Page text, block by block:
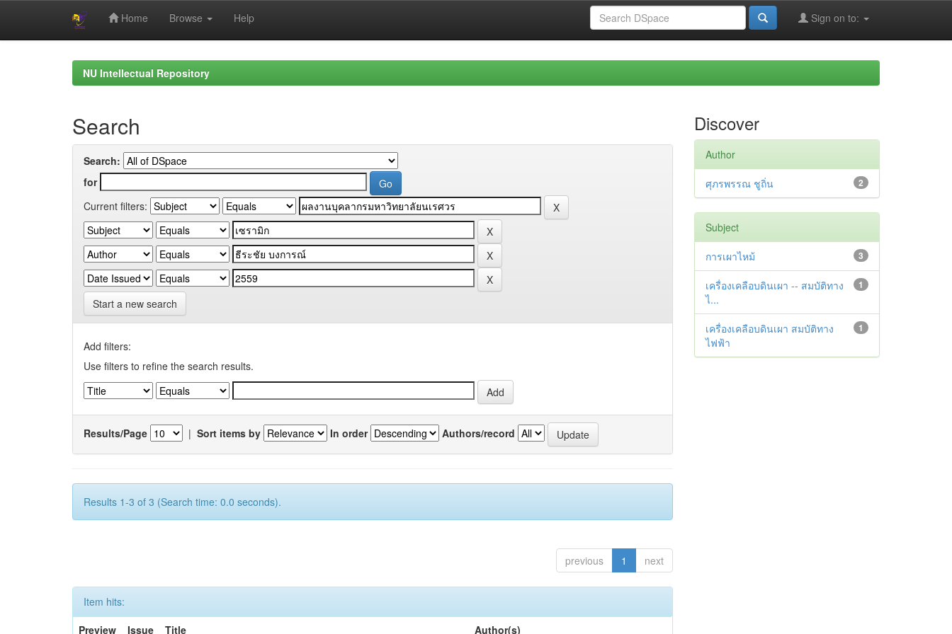
Home Browse Help Sign on to:
NU Intellectual Repository
Search
Search:
for
Current filters:
Start a new search
Add filters:
Use filters to refine the search results.
Results/Page | Sort items by In order Authors/record
Results 1-3 of 3 (Search time: 0.0 seconds).
previous 1 next
Item hits:
Preview
Issue Title Author(s)
Discover
Author
2
ศุภรพรรณ ชูถิ่น
Subject
3
การเผาไหม้
1
เครื่องเคลือบดินเผา -- สมบัติทาง
ไ...
1
เครื่องเคลือบดินเผา สมบัติทาง
ไฟฟ้า